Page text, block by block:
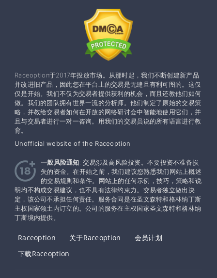
Raceoption于2017年投放市场。从那时起，我们不断创建新产品
并改进旧产品，因此您在平台上的交易是无缝且有利可图的。这仅
仅是开始。我们不仅为交易者提供获利的机会，而且还教他们如何
做。我们的团队拥有世界一流的分析师。他们制定了原始的交易策
略，并教给交易者如何在开放的网络研讨会中智能地使用它们，并
且与交易者进行一对一咨询。用我们的交易员说的所有语言进行教
育。
Unofficial website of the Raceoption
一般风险通知: 交易涉及高风险投资。不要投资不准备损
失的资金。在开始之前，我们建议您熟悉我们网站上概述
的交易规则和条件。网站上的任何示例，技巧，策略和说
明均不构成交易建议，也不具有法律约束力。交易者独立做出决
定，该公司不承担任何责任。服务合同是在圣文森特和格林纳丁斯
主权国家领土内订立的。公司的服务在主权​​国家圣文森特和格林纳
丁斯境内提供。
Raceoption 关于Raceoption
会员计划
下载Raceoption